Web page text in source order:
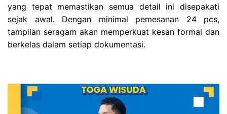
yang tepat memastikan semua detail ini disepakati
sejak awal. Dengan minimal pemesanan 24 pcs,
tampilan seragam akan memperkuat kesan formal dan
berkelas dalam setiap dokumentasi.